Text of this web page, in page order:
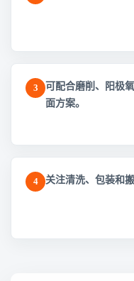
3
可配合磨削、阳极
面方案。
4 关注清洗、包装和